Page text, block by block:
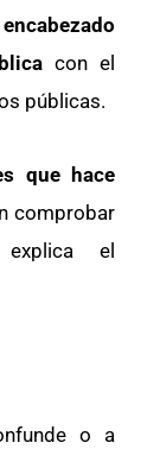
con el
públicas.
que hace
comprobar
explica el
o a